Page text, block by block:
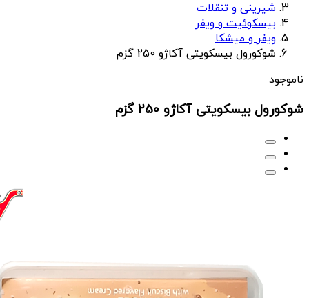
شیرینی و تنقلات
بیسکوئیت و ویفر
ویفر و میشکا
شوکورول بیسکویتی آکاژو 250 گزم
ناموجود
شوکورول بیسکویتی آکاژو 250 گزم